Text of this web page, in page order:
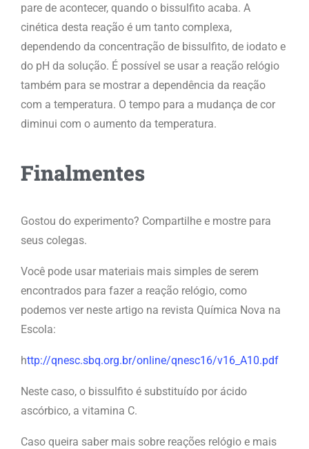
pare de acontecer, quando o bissulfito acaba. A
cinética desta reação é um tanto complexa,
dependendo da concentração de bissulfito, de iodato e
do pH da solução. É possível se usar a reação relógio
também para se mostrar a dependência da reação
com a temperatura. O tempo para a mudança de cor
diminui com o aumento da temperatura.
Finalmentes
Gostou do experimento? Compartilhe e mostre para
seus colegas.
Você pode usar materiais mais simples de serem
encontrados para fazer a reação relógio, como
podemos ver neste artigo na revista Química Nova na
Escola:
http://qnesc.sbq.org.br/online/qnesc16/v16_A10.pdf
Neste caso, o bissulfito é substituído por ácido
ascórbico, a vitamina C.
Caso queira saber mais sobre reações relógio e mais